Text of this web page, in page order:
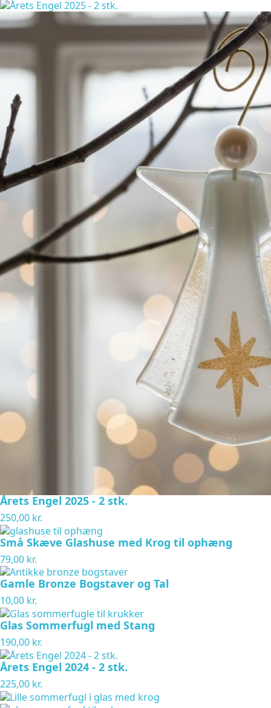
Årets Engel 2025 - 2 stk.
250,00 kr.
Små Skæve Glashuse med Krog til ophæng
79,00 kr.
Gamle Bronze Bogstaver og Tal
10,00 kr.
Glas Sommerfugl med Stang
190,00 kr.
Årets Engel 2024 - 2 stk.
225,00 kr.